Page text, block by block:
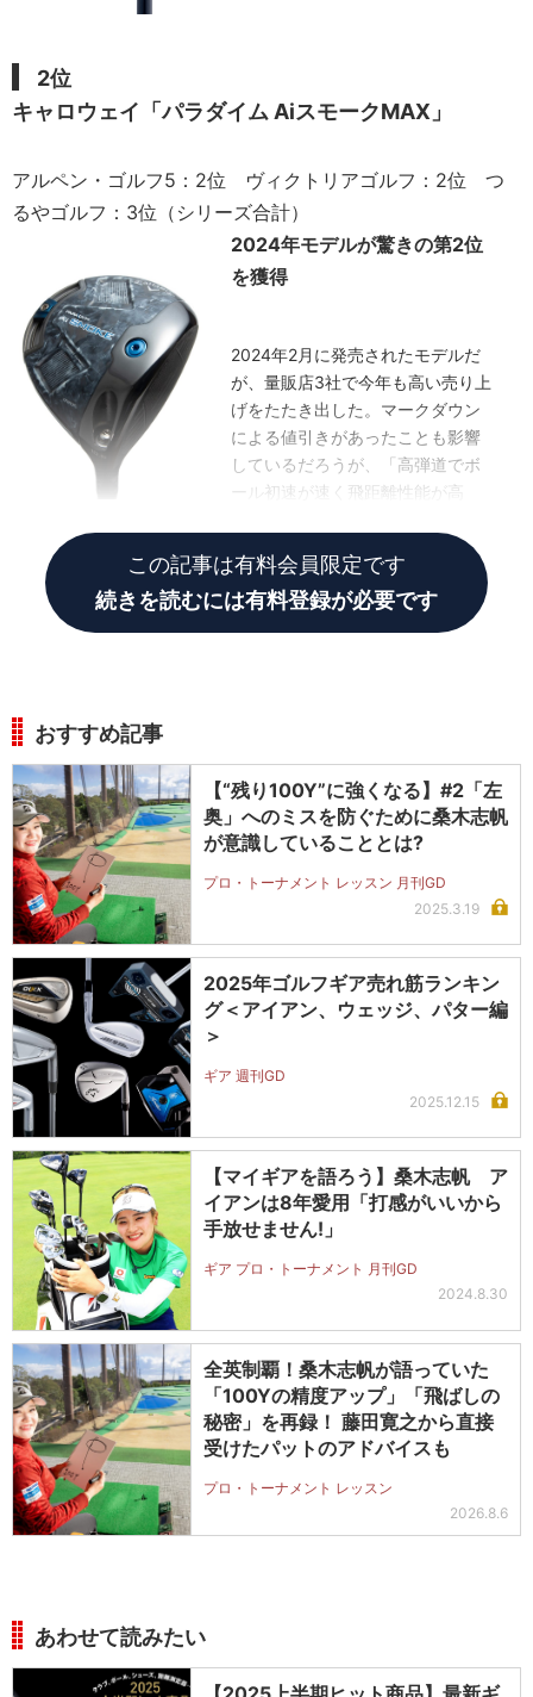
2位
キャロウェイ「パラダイム AiスモークMAX」
アルペン・ゴルフ5：2位 ヴィクトリアゴルフ：2位 つ
るやゴルフ：3位（シリーズ合計）
2024年モデルが驚きの第2位
を獲得
2024年2月に発売されたモデルだ
が、量販店3社で今年も高い売り上
げをたたき出した。マークダウン
による値引きがあったことも影響
しているだろうが、「高弾道でボ
ール初速が速く飛距離性能が高
この記事は有料会員限定です
続きを読むには有料登録が必要です
おすすめ記事
【“残り100Y”に強くなる】#2「左
奥」へのミスを防ぐために桑木志帆
が意識していることとは?
プロ・トーナメント レッスン 月刊GD
2025.3.19
2025年ゴルフギア売れ筋ランキン
グ＜アイアン、ウェッジ、パター編
＞
ギア 週刊GD
2025.12.15
【マイギアを語ろう】桑木志帆 ア
イアンは8年愛用「打感がいいから
手放せません!」
ギア プロ・トーナメント 月刊GD
2024.8.30
全英制覇！桑木志帆が語っていた
「100Yの精度アップ」「飛ばしの
秘密」を再録！ 藤田寛之から直接
受けたパットのアドバイスも
プロ・トーナメント レッスン
2026.8.6
あわせて読みたい